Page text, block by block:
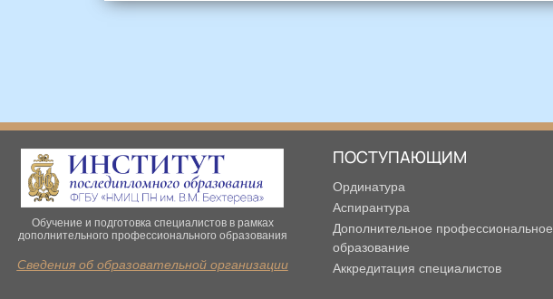
Обучение и подготовка специалистов в рамках
дополнительного профессионального образования
Сведения об образовательной организации
ПОСТУПАЮЩИМ
Ординатура
Аспирантура
Дополнительное профессиональное
образование
Аккредитация специалистов